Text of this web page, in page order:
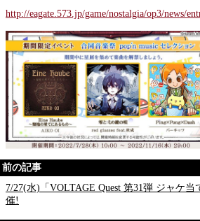
http://eagate.573.jp/game/nostalgia/op3/news/
前の記事
7/27(水)「VOLTAGE Quest 第31弾 ジャケ
催!